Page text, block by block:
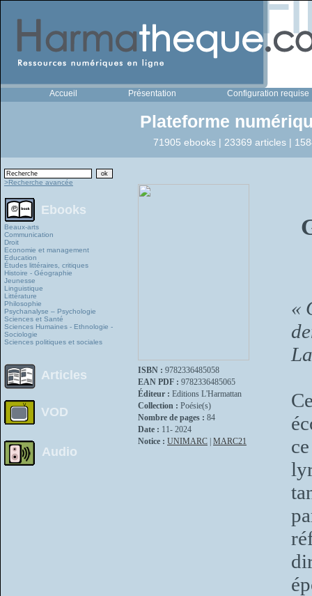
Accueil Présentation Configuration requise
Plateforme
71905 ebooks | 23369 articles |
>Recherche avancée
Ebooks
Beaux-arts
Communication
Droit
Economie et management
Education
Études littéraires, critiques
Histoire - Géographie
Jeunesse
Linguistique
Littérature
Philosophie
Psychanalyse – Psychologie
Sciences et Santé
Sciences Humaines - Ethnologie -
Sociologie
Sciences politiques et sociales
Articles
VOD
Audio
ISBN : 9782336485058
EAN PDF : 9782336485065
Éditeur : Editions L'Harmattan
Collection : Poésie(s)
Nombre de pages : 84
Date : 11- 2024
Notice : UNIMARC MARC21
«